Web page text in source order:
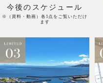
今後のスケジュール
※（資料・動画）各1点をご覧いただけ
ます